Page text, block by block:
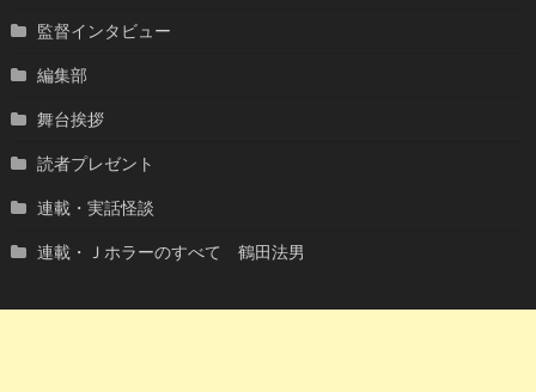
監督インタビュー
編集部
舞台挨拶
読者プレゼント
連載・実話怪談
連載・Ｊホラーのすべて 鶴田法男